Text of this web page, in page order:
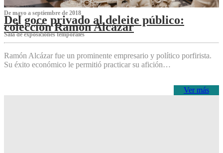
De mayo a septiembre de 2018
Del goce privado al deleite público:
colección Ramón Alcázar
Sala de exposiciones temporales
Ramón Alcázar fue un prominente empresario y político porfirista.
Su éxito económico le permitió practicar su afición…
Ver más